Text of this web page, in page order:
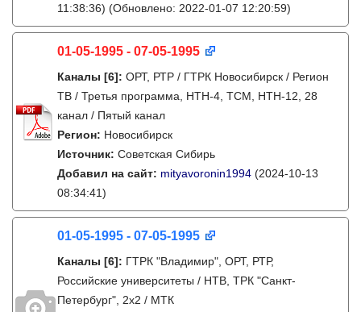
11:38:36) (Обновлено: 2022-01-07 12:20:59)
01-05-1995 - 07-05-1995
Каналы [6]: ОРТ, РТР / ГТРК Новосибирск / Регион
ТВ / Третья программа, НТН-4, ТСМ, НТН-12, 28
канал / Пятый канал
Регион: Новосибирск
Источник: Советская Сибирь
Добавил на сайт: mityavoronin1994 (2024-10-13
08:34:41)
01-05-1995 - 07-05-1995
Каналы [6]: ГТРК "Владимир", ОРТ, РТР,
Российские университеты / НТВ, ТРК "Санкт-
Петербург", 2х2 / МТК